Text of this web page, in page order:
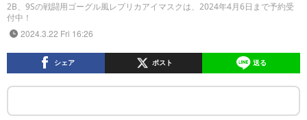
2B、9Sの戦闘用ゴーグル風レプリカアイマスクは、2024年4月6日まで予約受
付中！
2024.3.22 Fri 16:26
シェア ポスト 送る